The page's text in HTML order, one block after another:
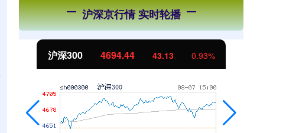
沪深京行情 实时轮播
沪深300 4694.44 43.13 0.93%